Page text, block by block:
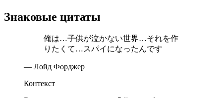
Знаковые цитаты
俺は…子供が泣かない世界…それを作
りたくて…スパイになったんです
— Лойд Форджер
Контекст